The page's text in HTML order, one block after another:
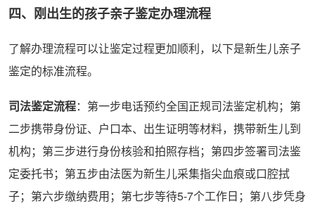
四、刚出生的孩子亲子鉴定办理流程
了解办理流程可以让鉴定过程更加顺利，以下是新生儿亲子
鉴定的标准流程。
司法鉴定流程：第一步电话预约全国正规司法鉴定机构；第
二步携带身份证、户口本、出生证明等材料，携带新生儿到
机构；第三步进行身份核验和拍照存档；第四步签署司法鉴
定委托书；第五步由法医为新生儿采集指尖血痕或口腔拭
子；第六步缴纳费用；第七步等待5-7个工作日；第八步凭身